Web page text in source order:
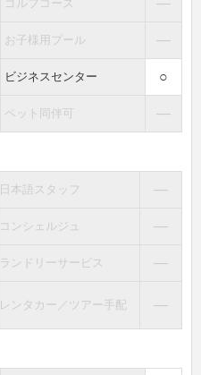
ゴルフコース ―
お子様用プール ―
ビジネスセンター ○
ペット同伴可 ―
日本語スタッフ ―
コンシェルジュ ―
ランドリーサービス ―
レンタカー／ツアー手配 ―